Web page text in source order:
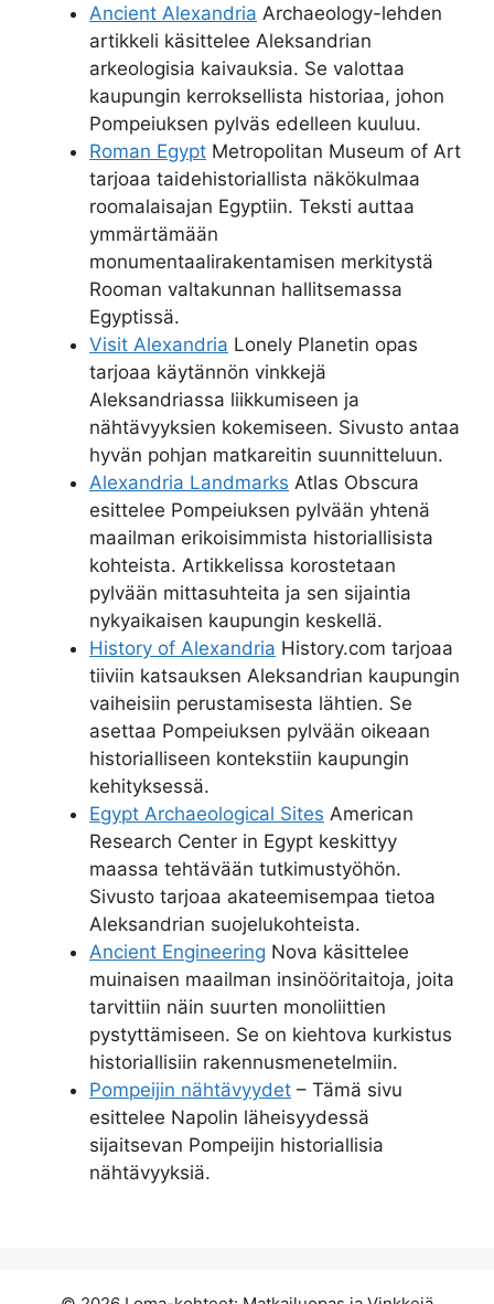
Ancient Alexandria Archaeology-lehden
artikkeli käsittelee Aleksandrian
arkeologisia kaivauksia. Se valottaa
kaupungin kerroksellista historiaa, johon
Pompeiuksen pylväs edelleen kuuluu.
Roman Egypt Metropolitan Museum of Art
tarjoaa taidehistoriallista näkökulmaa
roomalaisajan Egyptiin. Teksti auttaa
ymmärtämään
monumentaalirakentamisen merkitystä
Rooman valtakunnan hallitsemassa
Egyptissä.
Visit Alexandria Lonely Planetin opas
tarjoaa käytännön vinkkejä
Aleksandriassa liikkumiseen ja
nähtävyyksien kokemiseen. Sivusto antaa
hyvän pohjan matkareitin suunnitteluun.
Alexandria Landmarks Atlas Obscura
esittelee Pompeiuksen pylvään yhtenä
maailman erikoisimmista historiallisista
kohteista. Artikkelissa korostetaan
pylvään mittasuhteita ja sen sijaintia
nykyaikaisen kaupungin keskellä.
History of Alexandria History.com tarjoaa
tiiviin katsauksen Aleksandrian kaupungin
vaiheisiin perustamisesta lähtien. Se
asettaa Pompeiuksen pylvään oikeaan
historialliseen kontekstiin kaupungin
kehityksessä.
Egypt Archaeological Sites American
Research Center in Egypt keskittyy
maassa tehtävään tutkimustyöhön.
Sivusto tarjoaa akateemisempaa tietoa
Aleksandrian suojelukohteista.
Ancient Engineering Nova käsittelee
muinaisen maailman insinööritaitoja, joita
tarvittiin näin suurten monoliittien
pystyttämiseen. Se on kiehtova kurkistus
historiallisiin rakennusmenetelmiin.
Pompeijin nähtävyydet – Tämä sivu
esittelee Napolin läheisyydessä
sijaitsevan Pompeijin historiallisia
nähtävyyksiä.